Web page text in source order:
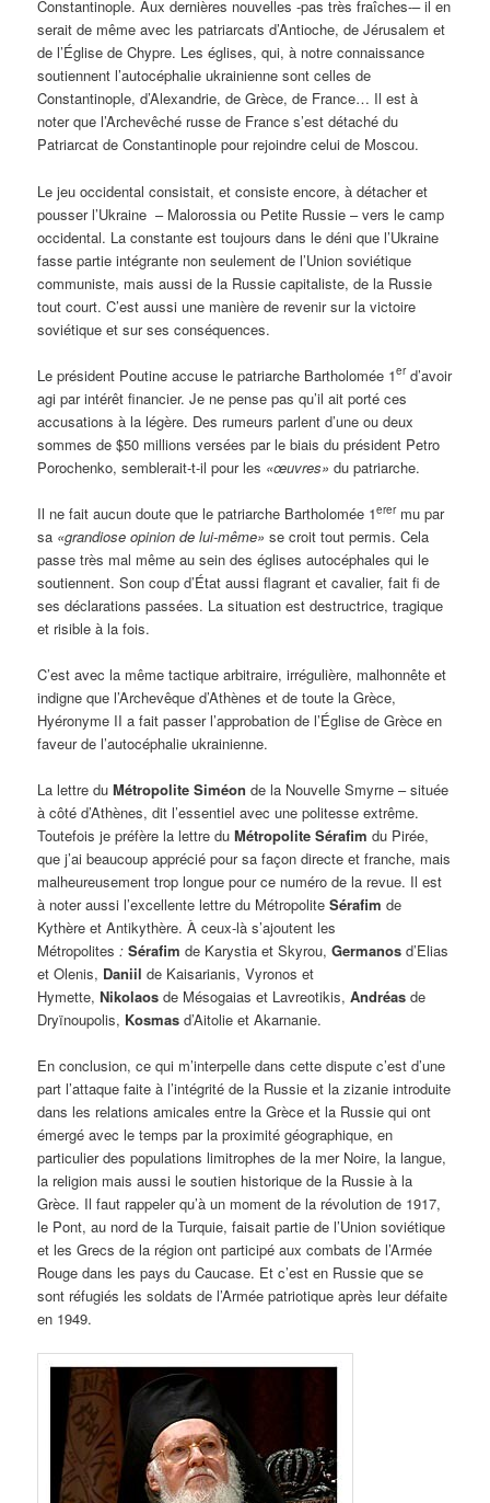
Constantinople. Aux dernières nouvelles -pas très fraîches-– il en
serait de même avec les patriarcats d’Antioche, de Jérusalem et
de l’Église de Chypre. Les églises, qui, à notre connaissance
soutiennent l’autocéphalie ukrainienne sont celles de
Constantinople, d’Alexandrie, de Grèce, de France… Il est à
noter que l’Archevêché russe de France s’est détaché du
Patriarcat de Constantinople pour rejoindre celui de Moscou.
Le jeu occidental consistait, et consiste encore, à détacher et
pousser l’Ukraine – Malorossia ou Petite Russie – vers le camp
occidental. La constante est toujours dans le déni que l’Ukraine
fasse partie intégrante non seulement de l’Union soviétique
communiste, mais aussi de la Russie capitaliste, de la Russie
tout court. C’est aussi une manière de revenir sur la victoire
soviétique et sur ses conséquences.
Le président Poutine accuse le patriarche Bartholomée 1erd’avoir
agi par intérêt financier. Je ne pense pas qu’il ait porté ces
accusations à la légère. Des rumeurs parlent d’une ou deux
sommes de $50 millions versées par le biais du président Petro
Porochenko, semblerait-t-il pour les «œuvres» du patriarche.
Il ne fait aucun doute que le patriarche Bartholomée 1erermu par
sa «grandiose opinion de lui-même» se croit tout permis. Cela
passe très mal même au sein des églises autocéphales qui le
soutiennent. Son coup d’État aussi flagrant et cavalier, fait fi de
ses déclarations passées. La situation est destructrice, tragique
et risible à la fois.
C’est avec la même tactique arbitraire, irrégulière, malhonnête et
indigne que l’Archevêque d’Athènes et de toute la Grèce,
Hyéronyme II a fait passer l’approbation de l’Église de Grèce en
faveur de l’autocéphalie ukrainienne.
La lettre duMétropolite Siméon de la Nouvelle Smyrne – située
à côté d’Athènes, dit l’essentiel avec une politesse extrême.
Toutefois je préfère la lettre duMétropolite Sérafimdu Pirée,
que j’ai beaucoup apprécié pour sa façon directe et franche, mais
malheureusement trop longue pour ce numéro de la revue. Il est
à noter aussi l’excellente lettre du MétropoliteSérafim de
Kythère et Antikythère. À ceux-là s’ajoutent les
Métropolites:Sérafim de Karystia et Skyrou,Germanos d’Elias
et Olenis, Daniilde Kaisarianis, Vyronos et
Hymette,Nikolaosde Mésogaias et Lavreotikis,Andréas de
Dryïnoupolis, Kosmas d’Aitolie et Akarnanie.
En conclusion, ce qui m’interpelle dans cette dispute c’est d’une
part l’attaque faite à l’intégrité de la Russie et la zizanie introduite
dans les relations amicales entre la Grèce et la Russie qui ont
émergé avec le temps par la proximité géographique, en
particulier des populations limitrophes de la mer Noire, la langue,
la religion mais aussi le soutien historique de la Russie à la
Grèce. Il faut rappeler qu’à un moment de la révolution de 1917,
le Pont, au nord de la Turquie, faisait partie de l’Union soviétique
et les Grecs de la région ont participé aux combats de l’Armée
Rouge dans les pays du Caucase. Et c’est en Russie que se
sont réfugiés les soldats de l’Armée patriotique après leur défaite
en 1949.